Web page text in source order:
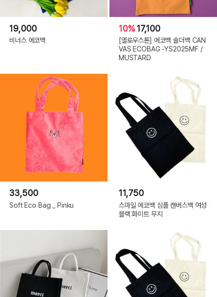
19,000
비너스 에코백
10%17,100
[옐로우스톤] 에코백 숄더백 CAN
VAS ECOBAG -YS2025MF /
MUSTARD
33,500
Soft Eco Bag _ Pinku
11,750
스마일 에코백 심플 캔버스백 여성
블랙 화이트 무지